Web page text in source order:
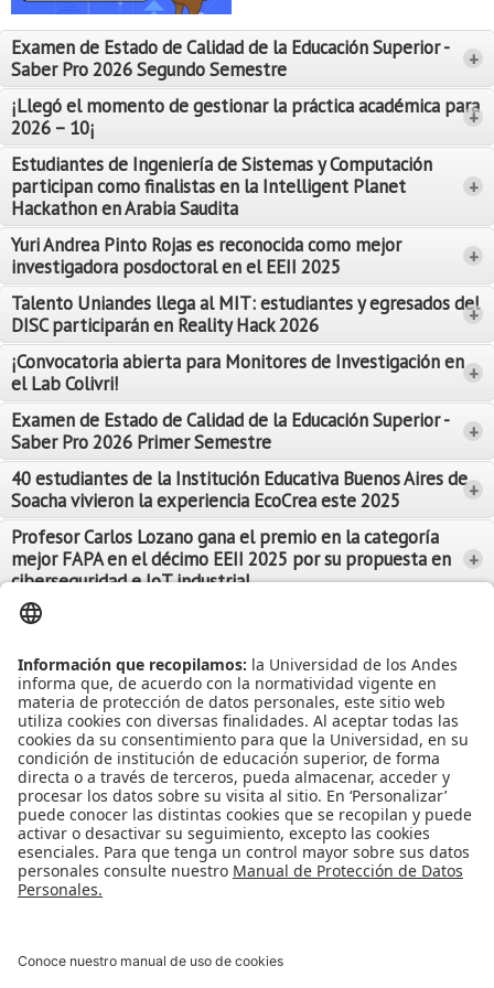
Examen de Estado de Calidad de la Educación Superior -
Saber Pro 2026 Segundo Semestre
+
Leer Más
¡Llegó el momento de gestionar la práctica académica para
2026 – 10¡
+
Leer Más
Estudiantes de Ingeniería de Sistemas y Computación
participan como finalistas en la Intelligent Planet
Hackathon en Arabia Saudita
+
Leer Más
Yuri Andrea Pinto Rojas es reconocida como mejor
investigadora posdoctoral en el EEII 2025
+
Leer Más
Talento Uniandes llega al MIT: estudiantes y egresados del
DISC participarán en Reality Hack 2026
+
Leer Más
¡Convocatoria abierta para Monitores de Investigación en
el Lab Colivri!
+
Leer Más
Examen de Estado de Calidad de la Educación Superior -
Saber Pro 2026 Primer Semestre
+
Leer Más
40 estudiantes de la Institución Educativa Buenos Aires de
Soacha vivieron la experiencia EcoCrea este 2025
+
Leer Más
Profesor Carlos Lozano gana el premio en la categoría
mejor FAPA en el décimo EEII 2025 por su propuesta en
ciberseguridad e IoT industrial
+
Leer Más
Ver más Noticias...
Ver más Eventos...
Apoyo Financiero
Reconocimiento como Universidad: Decreto 1297 del 30 de mayo de
Proyecto de grado
Reingreso
Reintegro
Retiro voluntario
Transferencia
Tarifas
Grado